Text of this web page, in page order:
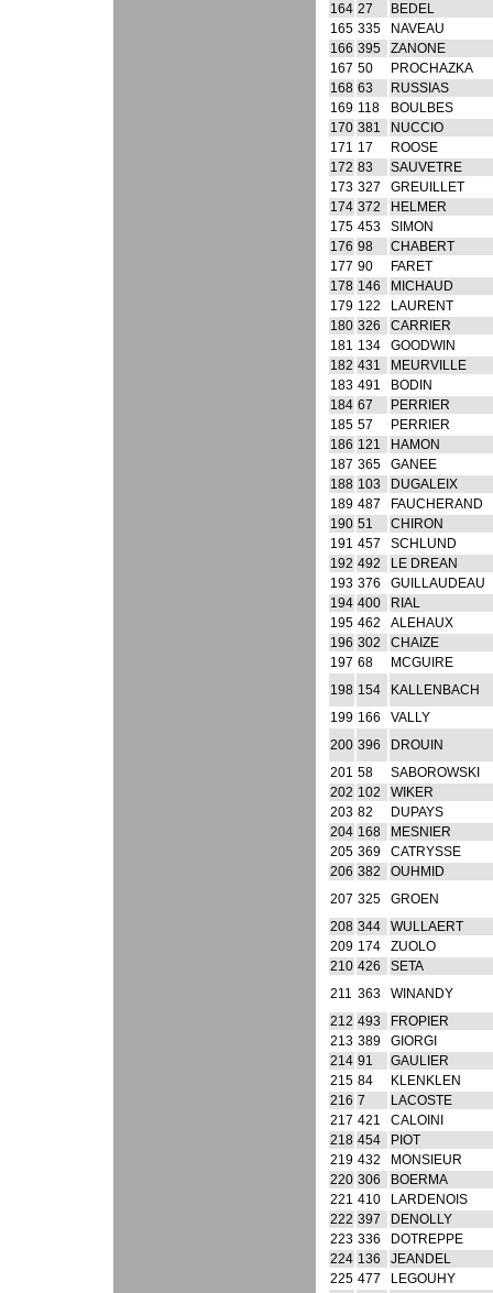
164 27
BEDEL
165 335
NAVEAU
166 395
ZANONE
167 50
PROCHAZKA
168 63
RUSSIAS
169 118
BOULBES
170 381
NUCCIO
171 17
ROOSE
172 83
SAUVETRE
173 327
GREUILLET
174 372
HELMER
175 453
SIMON
176 98
CHABERT
177 90
FARET
178 146
MICHAUD
179 122
LAURENT
180 326
CARRIER
181 134
GOODWIN
182 431
MEURVILLE
183 491
BODIN
184 67
PERRIER
185 57
PERRIER
186 121
HAMON
187 365
GANEE
188 103
DUGALEIX
189 487
FAUCHERAND
190 51
CHIRON
191 457
SCHLUND
192 492
LE DREAN
193 376
GUILLAUDEAU
194 400
RIAL
195 462
ALEHAUX
196 302
CHAIZE
197 68
MCGUIRE
198 154
KALLENBACH
199 166
VALLY
200 396
DROUIN
201 58
SABOROWSKI
202 102
WIKER
203 82
DUPAYS
204 168
MESNIER
205 369
CATRYSSE
206 382
OUHMID
207 325
GROEN
208 344
WULLAERT
209 174
ZUOLO
210 426
SETA
211 363
WINANDY
212 493
FROPIER
213 389
GIORGI
214 91
GAULIER
215 84
KLENKLEN
216 7
LACOSTE
217 421
CALOINI
218 454
PIOT
219 432
MONSIEUR
220 306
BOERMA
221 410
LARDENOIS
222 397
DENOLLY
223 336
DOTREPPE
224 136
JEANDEL
225 477
LEGOUHY